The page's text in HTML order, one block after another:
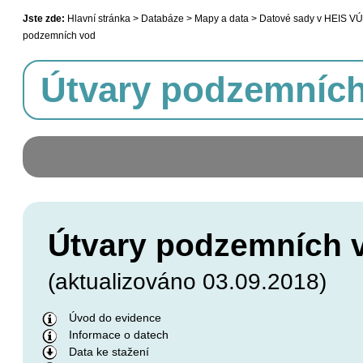
Jste zde: Hlavní stránka > Databáze > Mapy a data > Datové sady v HEIS
podzemních vod
Útvary
Útvary podzemních
(aktualizováno 03.09.2018)
Úvod do evidence
Informace o datech
Data ke stažení